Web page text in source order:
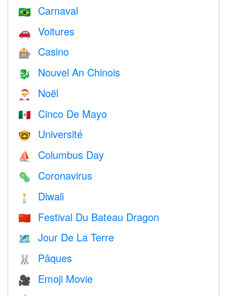
🇧🇷 Carnaval
🚗 Voitures
🎰 Casino
🐉 Nouvel An Chinois
🎅 Noël
🇲🇽 Cinco De Mayo
🤓 Université
⛵️ Columbus Day
🦠 Coronavirus
🕯 Diwali
🇨🇳 Festival Du Bateau Dragon
🗺️ Jour De La Terre
🐰 Pâques
🎥 Emoji Movie